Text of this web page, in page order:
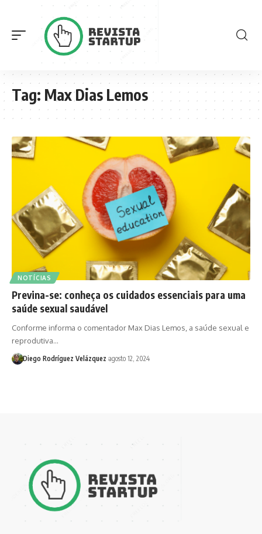
Tag: Max Dias Lemos
NOTÍCIAS
Previna-se: conheça os cuidados essenciais para uma
saúde sexual saudável
Conforme informa o comentador Max Dias Lemos, a saúde sexual e
reprodutiva…
Diego Rodríguez Velázquez agosto 12, 2024